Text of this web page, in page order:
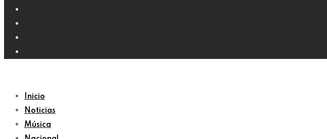
Inicio
Noticias
Música